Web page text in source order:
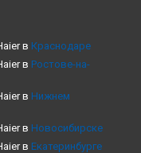
в Краснодаре
в Ростове-на-
в Нижнем
в Новосибирске
в Екатеринбурге